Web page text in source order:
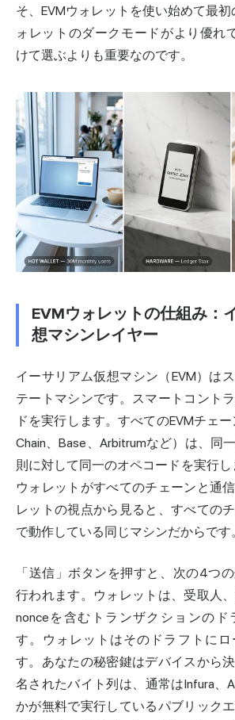
そ、EVMウォレットを使い始めて最
ォレットのダークモードがより優れ
けて選ぶよりも重要なのです。
EVMウォレットの仕組み：
想マシンレイヤー
イーサリアム仮想マシン（EVM）は
テートマシンです。スマートコント
ドを実行します。すべてのEVMチェ
Chain、Base、Arbitrumなど）は、同
則に対して同一のオペコードを実行
ウォレットがすべてのチェーンと通
レットの視点から見ると、すべての
で動作している同じマシンだからです
「送信」ボタンを押すと、次の4つ
行われます。ウォレットは、受取人、
nonceを含むトランザクションのド
す。ウォレットはそのドラフトにロ
す。あなたの秘密鍵はデバイスから
名されたバイト列は、通常はInfura、
かが無料で実行しているパブリック